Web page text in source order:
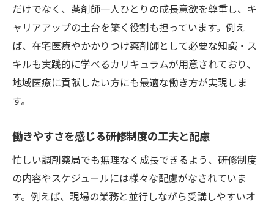
だけでなく、薬剤師一人ひとりの成長意欲を尊重し、キ
ャリアアップの土台を築く役割も担っています。例え
ば、在宅医療やかかりつけ薬剤師として必要な知識・ス
キルも実践的に学べるカリキュラムが用意されており、
地域医療に貢献したい方にも最適な働き方が実現しま
す。
働きやすさを感じる研修制度の工夫と配慮
忙しい調剤薬局でも無理なく成長できるよう、研修制度
の内容やスケジュールには様々な配慮がなされていま
す。例えば、現場の業務と並行しながら受講しやすいオ